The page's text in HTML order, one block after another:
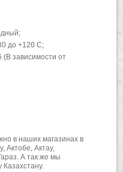
до +120 С;
(В зависимости от
в наших магазинах в
Актобе, Актау,
А так же мы
Казахстану.